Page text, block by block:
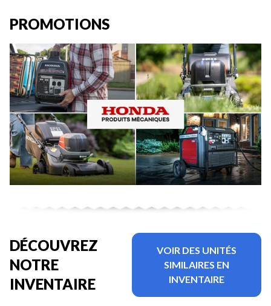
PROMOTIONS
DÉCOUVREZ
NOTRE
INVENTAIRE
VOIR DES UNITÉS
SIMILAIRES EN
INVENTAIRE